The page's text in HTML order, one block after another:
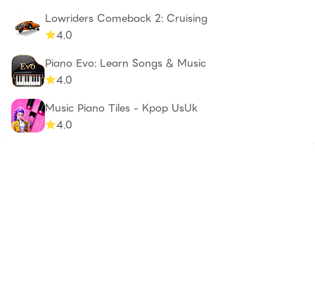
Lowriders Comeback 2: Cruising
4.0
Piano Evo: Learn Songs & Music
4.0
Music Piano Tiles - Kpop UsUk
4.0